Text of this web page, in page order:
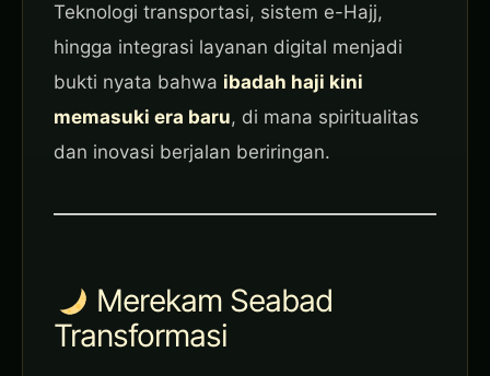
Teknologi transportasi, sistem e-Hajj,
hingga integrasi layanan digital menjadi
bukti nyata bahwa ibadah haji kini
memasuki era baru, di mana spiritualitas
dan inovasi berjalan beriringan.
Merekam Seabad
Transformasi